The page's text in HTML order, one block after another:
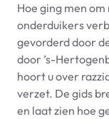
Hoe ging men
onderduikers
gevorderd door
door ’s-
hoort u over
verzet. De gids
en laat zien hoe